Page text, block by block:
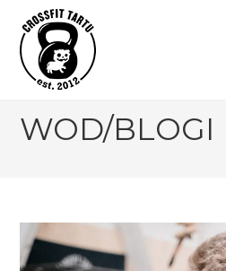
content
WOD/BLOGI